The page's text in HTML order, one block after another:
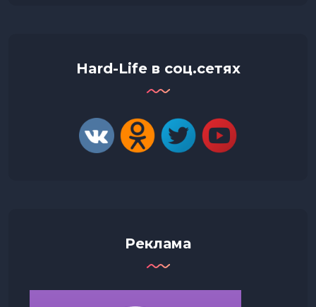
Hard-Life в соц.сетях
Реклама